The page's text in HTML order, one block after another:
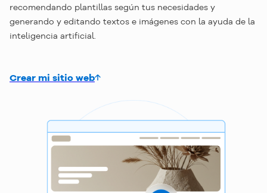
recomendando plantillas según tus necesidades y
generando y editando textos e imágenes con la ayuda de la
inteligencia artificial.
Crear mi sitio web